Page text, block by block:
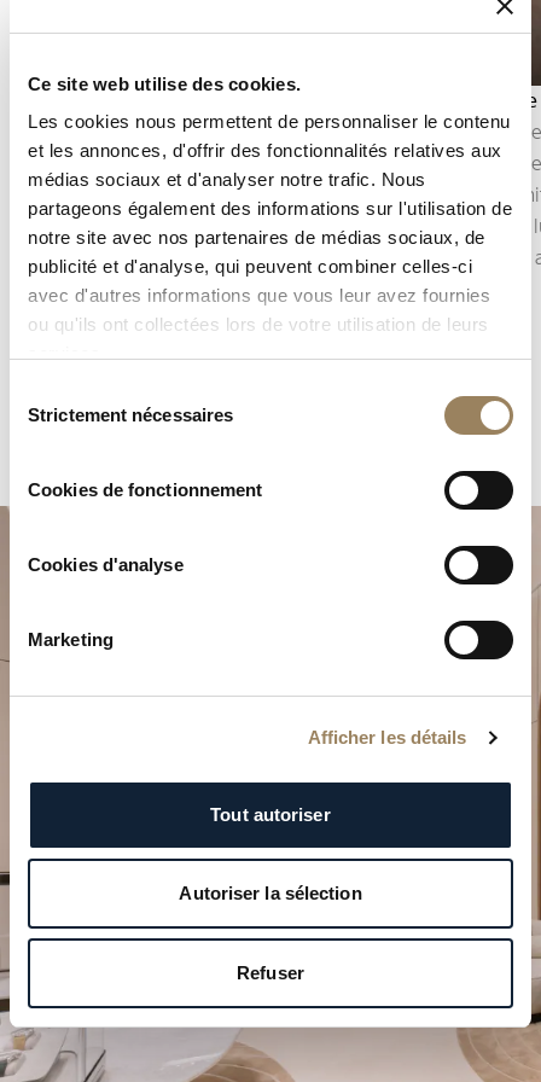
Ce site web utilise des cookies.
Les cookies nous permettent de personnaliser le contenu
et les annonces, d'offrir des fonctionnalités relatives aux
médias sociaux et d'analyser notre trafic. Nous
partageons également des informations sur l'utilisation de
notre site avec nos partenaires de médias sociaux, de
publicité et d'analyse, qui peuvent combiner celles-ci
avec d'autres informations que vous leur avez fournies
ou qu'ils ont collectées lors de votre utilisation de leurs
duStrictement nécessaires
Cookies de fonctionnement
Cookies d'analyse
Marketing
Afficher les détails
Tout autoriser
Autoriser la sélection
Refuser
Inventé par Abraham-Louis Breguet en 1801, le
tourbillon vise à compenser les effets de la
gravité sur l’organe réglant.
En plaçant l’échappement et le balancier dans
une cage mobile, il demeure l’une des
complications les plus emblématiques de la
Maison.
Anglage
arêtes
Cette
capte
apporté
Planifiez votre moment
Explorez nos créations horlogères dans l’une de nos